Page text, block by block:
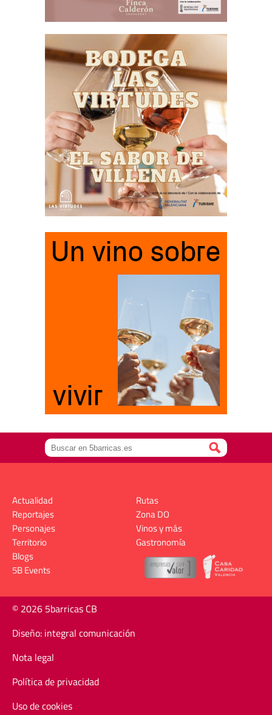
Actualidad
Reportajes
Personajes
Territorio
Rutas
Zona DO
Vinos y más
Gastronomía
Blogs
5B Events
© 2026 5barricas CB
Diseño: integral comunicación
Nota legal
Política de privacidad
Uso de cookies